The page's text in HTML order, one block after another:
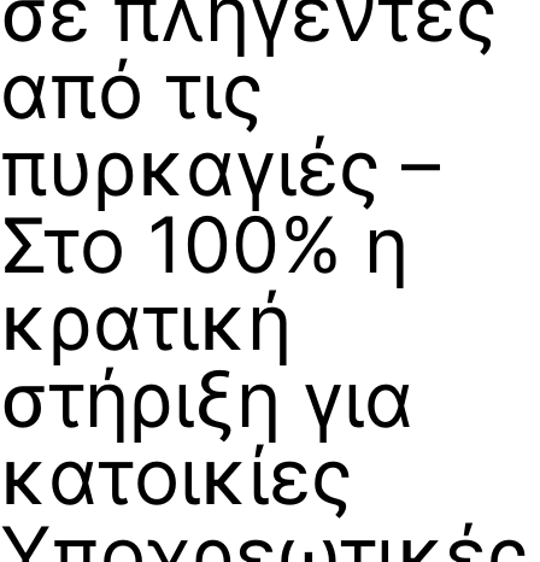
από τις
πυρκαγιές –
Στο 100% η
κρατική
στήριξη για
κατοικίες